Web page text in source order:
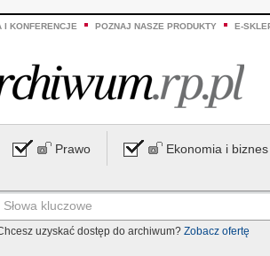
I KONFERENCJE POZNAJ NASZE PRODUKTY E-
Prawo Ekonomia i biznes
uzyskać dostęp do archiwum? Zobacz ofertę